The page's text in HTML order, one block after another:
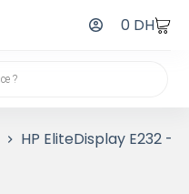
0 DH
HP EliteDisplay E232 –